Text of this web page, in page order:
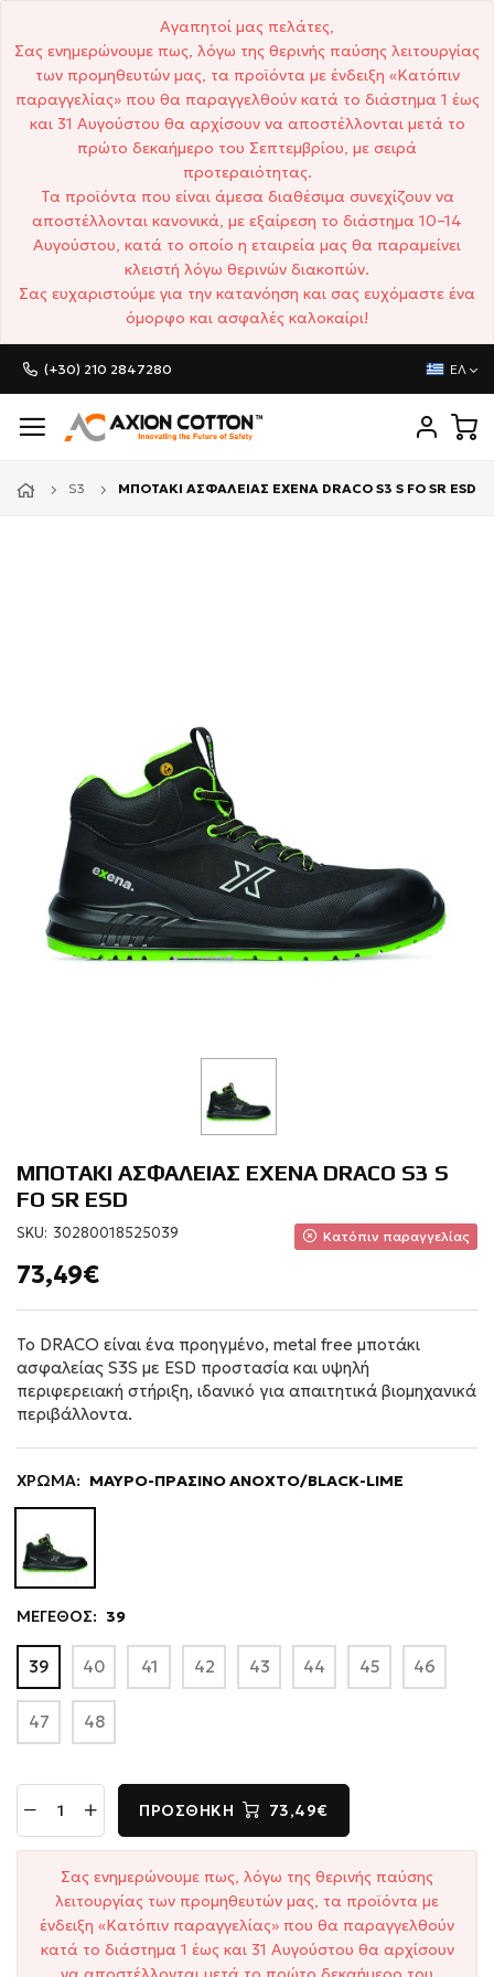
Αγαπητοί μας πελάτες,
Σας ενημερώνουμε πως, λόγω της θερινής παύσης λειτουργίας
των προμηθευτών μας, τα προϊόντα με ένδειξη «Κατόπιν
παραγγελίας» που θα παραγγελθούν κατά το διάστημα 1 έως
και 31 Αυγούστου θα αρχίσουν να αποστέλλονται μετά το
πρώτο δεκαήμερο του Σεπτεμβρίου, με σειρά
προτεραιότητας.
Τα προϊόντα που είναι άμεσα διαθέσιμα συνεχίζουν να
αποστέλλονται κανονικά, με εξαίρεση το διάστημα 10–14
Αυγούστου, κατά το οποίο η εταιρεία μας θα παραμείνει
κλειστή λόγω θερινών διακοπών.
Σας ευχαριστούμε για την κατανόηση και σας ευχόμαστε ένα
όμορφο και ασφαλές καλοκαίρι!
(+30) 210 2847280 ΕΛ
S3 ΜΠΟΤΑΚΙ ΑΣΦΑΛΕΙΑΣ EXENA DRACO S3 S FO SR ESD
ΜΠΟΤΑΚΙ ΑΣΦΑΛΕΙΑΣ EXENA DRACO S3 S
FO SR ESD
SKU: 30280018525039 Κατόπιν παραγγελίας
73,49€
Το DRACO είναι ένα προηγμένο, metal free μποτάκι
ασφαλείας S3S με ESD προστασία και υψηλή
περιφερειακή στήριξη, ιδανικό για απαιτητικά βιομηχανικά
περιβάλλοντα.
ΧΡΩΜΑ: ΜΑΥΡΟ-ΠΡΑΣΙΝΟ ΑΝΟΧΤΟ/BLACK-LIME
ΜΕΓΕΘΟΣ: 39
39 40 41 42 43 44 45 46
47 48
ΠΡΟΣΘΉΚΗ 73,49€
Σας ενημερώνουμε πως, λόγω της θερινής παύσης
λειτουργίας των προμηθευτών μας, τα προϊόντα με
ένδειξη «Κατόπιν παραγγελίας» που θα παραγγελθούν
κατά το διάστημα 1 έως και 31 Αυγούστου θα αρχίσουν